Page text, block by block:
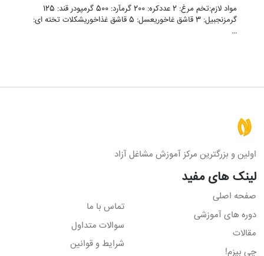
مواد لازم:تخم مرغ: 2 عددکره: 200 گرمآرد: 500 گرمپودر قند: 125
گرمزنجبیل: 3 قاشق غاخوریعسل: 5 قاشق غذاخوریشکلات تخته ای:
…
اولین و بزرگترین مرکز آموزش مشاغل آزاد
لینک های مفید
صفحه اصلی
دوره های آموزشی
مقالات
چی بپزم!
تماس با ما
سوالات متداول
شرایط و قوانین